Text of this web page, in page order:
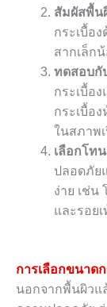
สัมผัสพื้น
กระเบื้อ
สากเล็ก
ทดสอบกั
กระเบื้อ
กระเบื้อ
ในสภาพ
เลือกโท
ปลอดภัย
ง่าย เช่น
และรอย
การเลือกขนาด
นอกจากพื้นผิวแ